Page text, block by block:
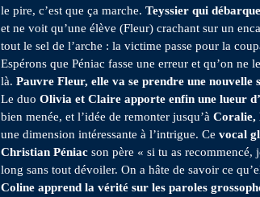
le pire, c’est que ça marche.Teyssier qui
et ne voit qu’une élève (Fleur) crachant sur un
tout le sel de l’arche : la victime passe pour la
Espérons que Péniac fasse une erreur et qu’on ne
là.Pauvre Fleur, elle va se prendre une nouvelle
Le duoOlivia et Claire apporte enfin une lueur
bien menée, et l’idée de remonter jusqu’àCoralie,
une dimension intéressante à l’intrigue. Cevocal
Christian Péniac son père « si tu as recommencé,
long sans tout dévoiler. On a hâte de savoir ce
Coline apprend la vérité sur les paroles